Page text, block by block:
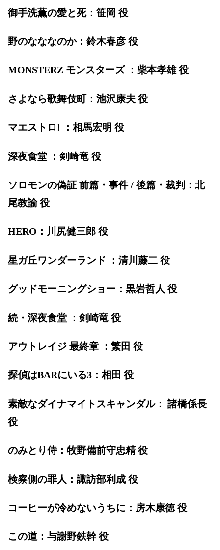
御手洗薫の愛と死：笹岡 役
野のなななのか：鈴木春彦 役
MONSTERZ モンスターズ ：柴本孝雄 役
さよなら歌舞伎町：池沢康夫 役
マエストロ! ：相馬宏明 役
深夜食堂 ：剣崎竜 役
ソロモンの偽証 前篇・事件 / 後篇・裁判：北
尾教諭 役
HERO：川尻健三郎 役
星ガ丘ワンダーランド ：清川藤二 役
グッドモーニングショー：黒岩哲人 役
続・深夜食堂 ：剣崎竜 役
アウトレイジ 最終章 ：繁田 役
探偵はBARにいる3：相田 役
素敵なダイナマイトスキャンダル： 諸橋係長
役
のみとり侍：牧野備前守忠精 役
検察側の罪人：諏訪部利成 役
コーヒーが冷めないうちに：房木康徳 役
この道：与謝野鉄幹 役